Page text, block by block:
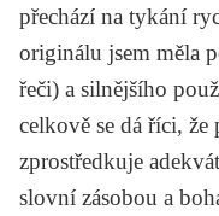
přechází na tykání
originálu jsem měla
řeči) a silnějšího
celkově se dá říci, že
zprostředkuje
slovní zásobou a